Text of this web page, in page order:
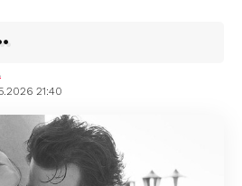
21:40